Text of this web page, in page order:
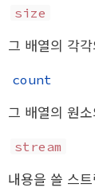
size
그 배열의 각
count
그 배열의 원
stream
내용을 쓸 스